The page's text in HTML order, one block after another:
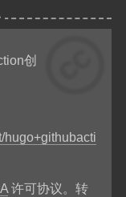
i
l
n
t
y
创
hugo+githubacti
许可协议。转